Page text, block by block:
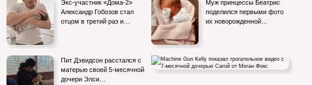
Экс-участник «Дома-2»
Александр Гобозов стал
отцом в третий раз и…
Муж принцессы Беатрис
поделился первыми фото
их новорожденной…
Пит Дэвидсон расстался с
матерью своей 5-месячной
дочери Элси…